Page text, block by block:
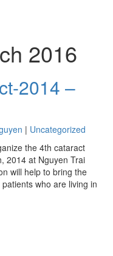
2016
2014 –
| Uncategorized
the 4th cataract
2014 at Nguyen Trai
will help to bring the
who are living in